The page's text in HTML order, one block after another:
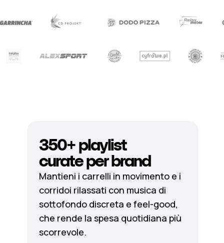
350+ playlist
curate per brand
Mantieni i carrelli in movimento e i
corridoi rilassati con musica di
sottofondo discreta e feel-good,
che rende la spesa quotidiana più
scorrevole.